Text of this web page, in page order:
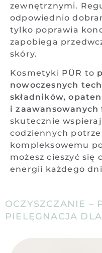
zewnętrznymi.
odpowiednio
tylko poprawia
zapobiega
skóry.
Kosmetyki PÜR to
nowoczesnych
składników,
i zaawansowanych
skutecznie
codziennych
kompleksowemu
możesz cieszyć się
energii każdego
OCZYSZCZANIE –
PIELĘGNACJA